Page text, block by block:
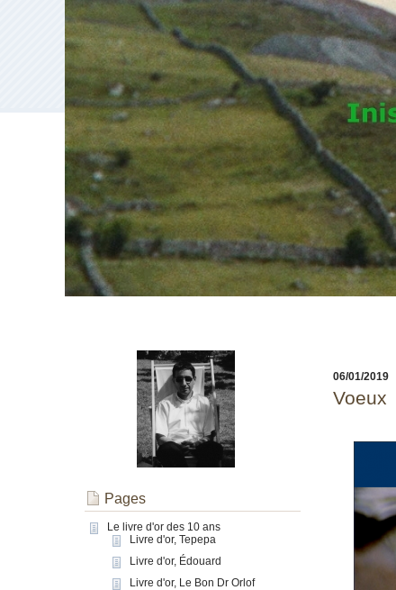
Pages
Le livre d'or des 10 ans
Livre d'or, Tepepa
Livre d'or, Édouard
Livre d'or, Le Bon Dr Orlof
06/01/2019
Voeux